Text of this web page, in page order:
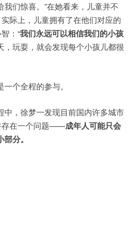
们惊喜。”在她看来，儿童并不
际上，儿童拥有了在他们对应的
：“我们永远可以相信我们的小孩
，玩耍，就会发现每个小孩儿都很
个全程的参与。
中，徐梦一发现目前国内许多城市
存在一个问题——成年人可能只会
分。